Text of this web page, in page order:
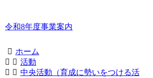
令和8年度事業案内
ホーム
活動
中央活動（育成に勢いをつける活